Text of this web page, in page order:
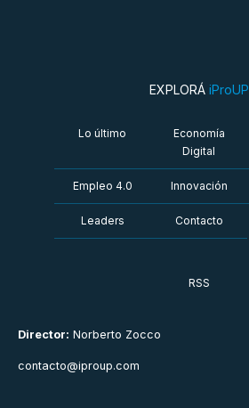
Director: Norberto Zocco
contacto@iproup.com
EXPLORÁ iProUP
Lo último
Economía
Digital
Empleo 4.0 Innovación
Leaders Contacto
RSS